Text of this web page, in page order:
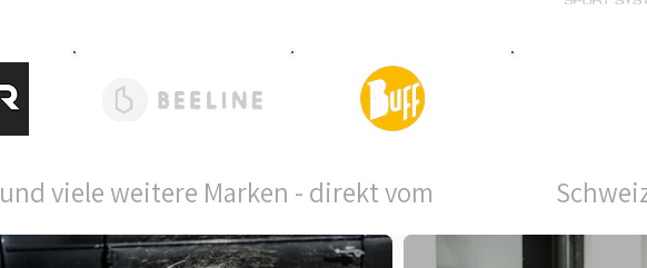
und viele weitere Marken - direkt vom